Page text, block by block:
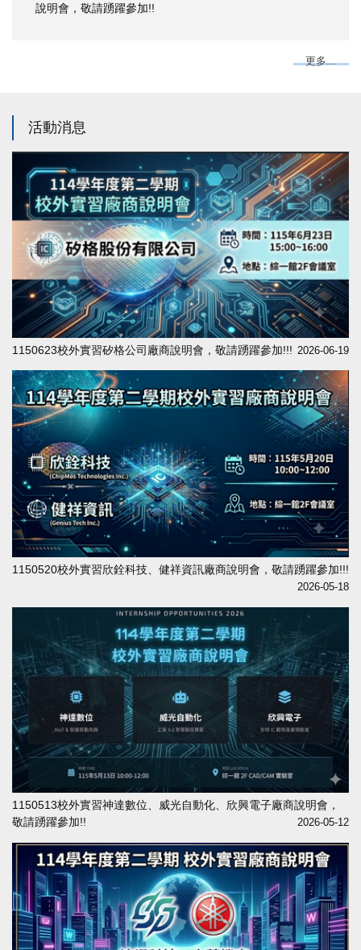
說明會，敬請踴躍參加!!
更多...
活動消息
1150623校外實習矽格公司廠商說明會，敬請踴躍參加!!! 2026-06-19
1150520校外實習欣銓科技、健祥資訊廠商說明會，敬請踴躍參加!!!
2026-05-18
1150513校外實習神達數位、威光自動化、欣興電子廠商說明會，
敬請踴躍參加!!
2026-05-12